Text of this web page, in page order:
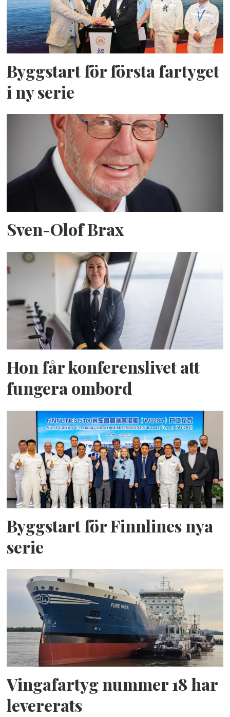
Byggstart för första fartyget
i ny serie
Sven-Olof Brax
Hon får konferenslivet att
fungera ombord
Byggstart för Finnlines nya
serie
Vingafartyg nummer 18 har
levererats